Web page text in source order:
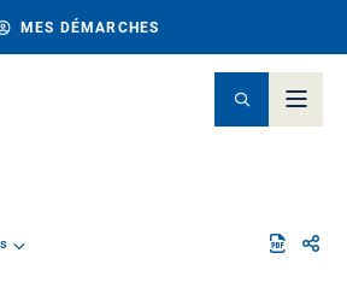
MES DÉMARCHES